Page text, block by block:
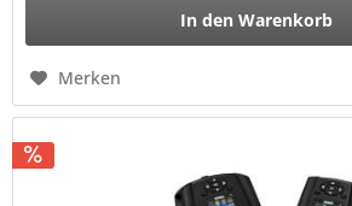
In den Warenkorb
Merken